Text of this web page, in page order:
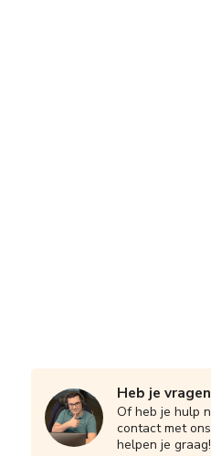
Heb je
Of heb je hulp
contact met
helpen je graag!